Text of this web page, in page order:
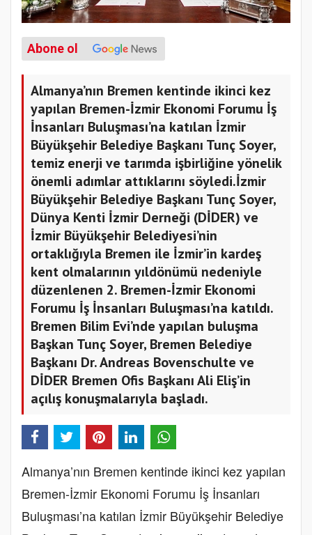
Abone ol
Almanya’nın Bremen kentinde ikinci kez
yapılan Bremen-İzmir Ekonomi Forumu İş
İnsanları Buluşması’na katılan İzmir
Büyükşehir Belediye Başkanı Tunç Soyer,
temiz enerji ve tarımda işbirliğine yönelik
önemli adımlar attıklarını söyledi.İzmir
Büyükşehir Belediye Başkanı Tunç Soyer,
Dünya Kenti İzmir Derneği (DİDER) ve
İzmir Büyükşehir Belediyesi’nin
ortaklığıyla Bremen ile İzmir’in kardeş
kent olmalarının yıldönümü nedeniyle
düzenlenen 2. Bremen-İzmir Ekonomi
Forumu İş İnsanları Buluşması’na katıldı.
Bremen Bilim Evi’nde yapılan buluşma
Başkan Tunç Soyer, Bremen Belediye
Başkanı Dr. Andreas Bovenschulte ve
DİDER Bremen Ofis Başkanı Ali Eliş’in
açılış konuşmalarıyla başladı.
Almanya’nın Bremen kentinde ikinci kez yapılan
Bremen-İzmir Ekonomi Forumu İş İnsanları
Buluşması’na katılan İzmir Büyükşehir Belediye